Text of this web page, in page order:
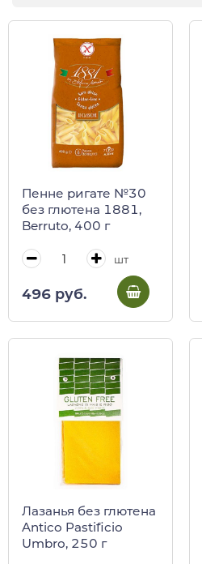
Пенне ригате №30
без глютена 1881,
Berruto, 400 г
шт
496 руб.
Лазанья без глютена
Antico Pastificio
Umbro, 250 г